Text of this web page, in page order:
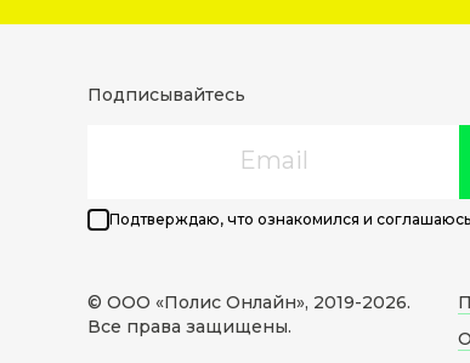
Подписывайтесь
Подтверждаю, что ознакомился и
© ООО «Полис Онлайн», 2019-2026.
Все права защищены.